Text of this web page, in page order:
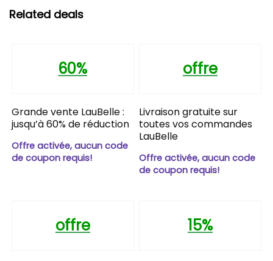
Related deals
60%
Grande vente LauBelle :
jusqu’à 60% de réduction
Offre activée, aucun code
de coupon requis!
offre
Livraison gratuite sur
toutes vos commandes
LauBelle
Offre activée, aucun code
de coupon requis!
offre 15%